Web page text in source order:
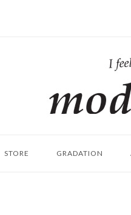
STORE GRADATION